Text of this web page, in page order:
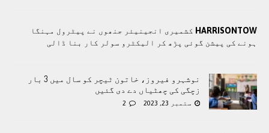
HARRISONTOW کشمیری انجینیئر جنھوں نے پیٹرول مہنگا
ہونے کی پیشن گوئی پڑھ کر الیکٹرو سولر کار بنا ڈالی
نوشہرو فیروز، خاتون ٹیچر کو سال میں 3 بار
زچگی کی چھٹیاں دے دی گئیں
ستمبر 23, 2023 2